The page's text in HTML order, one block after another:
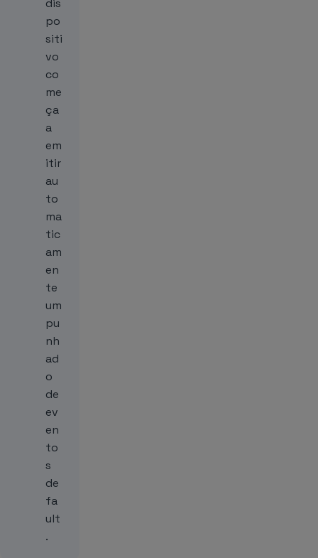
dis
po
siti
vo
co
me
ça
a
em
itir
au
to
ma
tic
am
en
te
um
pu
nh
ad
o
de
ev
en
to
s
de
fa
ult
.